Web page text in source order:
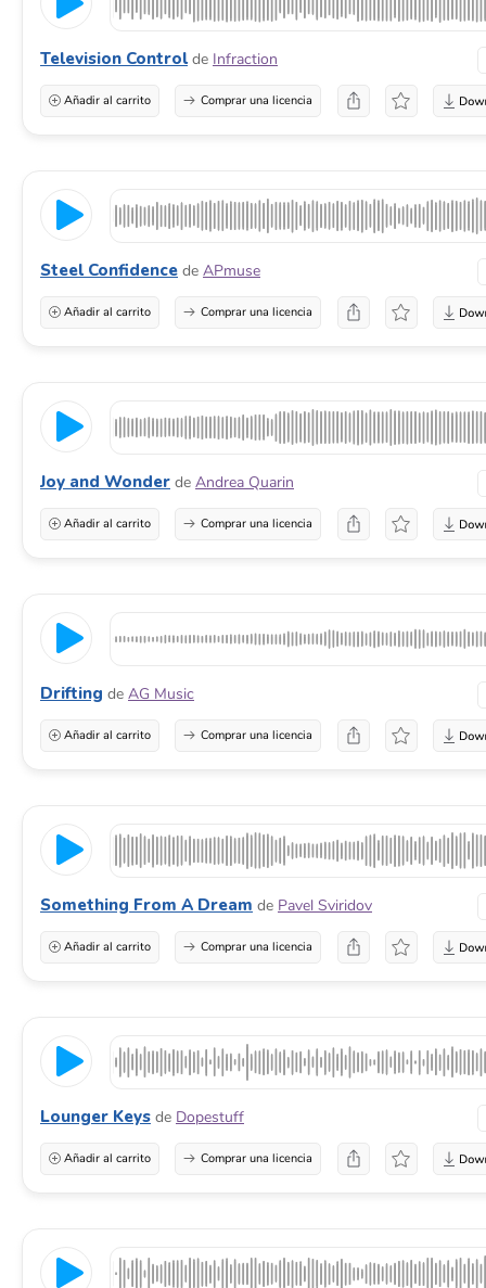
Television Control de Infraction
Añadir al carrito Comprar una licencia
Steel Confidence de APmuse
Añadir al carrito Comprar una licencia
Joy and Wonder de Andrea Quarin
Añadir al carrito Comprar una licencia
Drifting de AG Music
Añadir al carrito Comprar una licencia
Something From A Dream de Pavel Sviridov
Añadir al carrito Comprar una licencia
Lounger Keys de Dopestuff
Añadir al carrito Comprar una licencia